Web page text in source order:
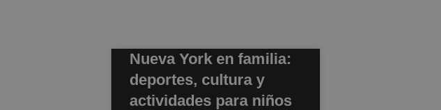
Nueva York en familia:
deportes, cultura y
actividades para niños